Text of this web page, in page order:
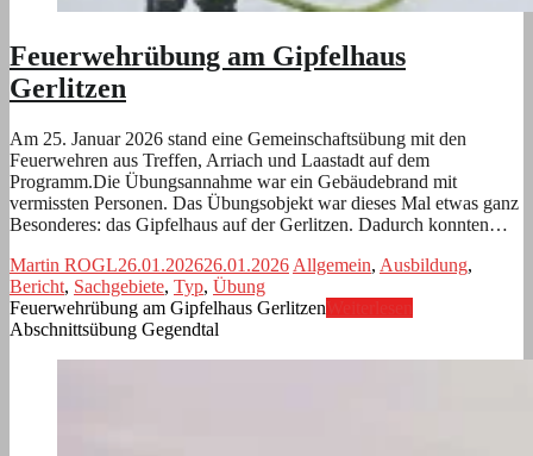
Feuerwehrübung am Gipfelhaus
Gerlitzen
Am 25. Januar 2026 stand eine Gemeinschaftsübung mit den
Feuerwehren aus Treffen, Arriach und Laastadt auf dem
Programm.Die Übungsannahme war ein Gebäudebrand mit
vermissten Personen. Das Übungsobjekt war dieses Mal etwas ganz
Besonderes: das Gipfelhaus auf der Gerlitzen. Dadurch konnten…
Martin ROGL26.01.202626.01.2026 Allgemein, Ausbildung,
Bericht, Sachgebiete, Typ, Übung
Feuerwehrübung am Gipfelhaus Gerlitzen
Abschnittsübung Gegendtal